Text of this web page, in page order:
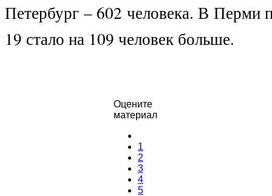
Петербург – 602 человека. В Перми
19 стало на 109 человек больше.
Оцените
материал
1
2
3
4
5